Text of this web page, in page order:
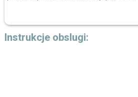
Instrukcje obslugi: